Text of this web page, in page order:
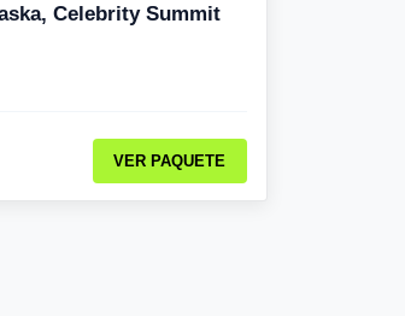
Celebrity Summit
VER PAQUETE